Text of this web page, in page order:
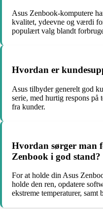
Asus Zenbook-komputere
kvalitet, ydeevne og værdi
populært valg blandt
Hvordan er
Asus tilbyder generelt god
serie, med hurtig respons på
fra kunder.
Hvordan sørger man
Zenbook i god stand?
For at holde din Asus
holde den ren, opdatere
ekstreme temperaturer, samt